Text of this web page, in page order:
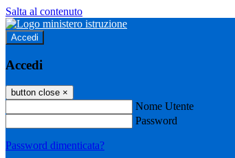
Salta al contenuto
Accedi
Accedi
button close ×
Nome Utente
Password
Password dimenticata?